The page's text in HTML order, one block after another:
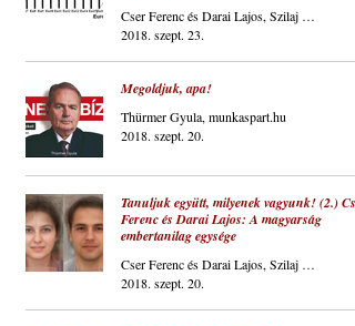
Cser Ferenc és Darai Lajos, Szilaj Csikó
2018. szept. 23.
Megoldjuk, apa!
Thürmer Gyula, munkaspart.hu
2018. szept. 20.
Tanuljuk együtt, milyenek vagyunk! (2.)
Ferenc és Darai Lajos: A magyarság
embertanilag egysége
Cser Ferenc és Darai Lajos, Szilaj Csikó
2018. szept. 20.